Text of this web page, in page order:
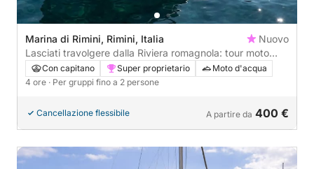
Marina di Rimini, Rimini, Italia
Nuovo
Lasciati travolgere dalla Riviera romagnola: tour moto
d'acqua da 4 ore
Con capitano Super proprietario
Moto d'acqua
4 ore · Per gruppi fino a 2 persone
Cancellazione flessibile A partire da 400 €